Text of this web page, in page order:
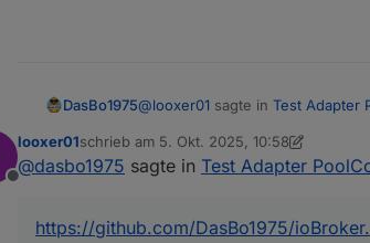
DasBo1975@looxer01 sagte in Test Adapter
Hi,
Offline
looxer01schrieb am 5. Okt. 2025, 10:58
zuletzt editiert von looxer0110. Mai 2025,
@dasbo1975 sagte in Test Adapter
https://github.com/DasBo1975/